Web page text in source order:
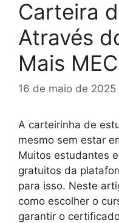
Carteira
Através
Mais
16 de maio de 2025
A carteirinha de
mesmo sem estar
Muitos estudantes
gratuitos da
para isso. Neste
como escolher o
garantir o